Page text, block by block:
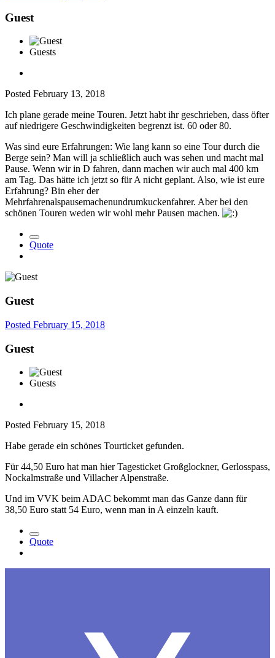
Guest
Guests
Posted February 13, 2018
Ich plane gerade meine Touren. Jetzt habt ihr geschrieben, dass öfter
auf niedrigere Geschwindigkeiten begrenzt ist. 60 oder 80.
Was sind eure Erfahrungen: Wie lang kann so eine Tour durch die
Berge sein? Man will ja schließlich auch was sehen und macht mal
Pause. Wenn wir in D fahren, dann machen wir auch mal 400 km
am Tag. Das hätte ich jetzt so für A nicht geplant. Also, wie ist eure
Erfahrung? Bin eher der
Mehrfahrenalspausemachenundrumkuckenfahrer. Aber bei den
schönen Touren weden wir wohl mehr Pausen machen.
Quote
Guest
Posted February 15, 2018
Guest
Guests
Posted February 15, 2018
Habe gerade ein schönes Tourticket gefunden.
Für 44,50 Euro hat man hier Tagesticket Großglockner, Gerlosspass,
Nockalmstraße und Villacher Alpenstraße.
Und im VVK beim ADAC bekommt man das Ganze dann für
38,50 Euro statt 54 Euro, wenn man in A einzeln kauft.
Quote